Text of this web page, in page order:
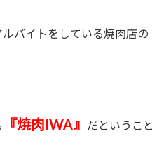
バイトをしている焼肉店の
『焼肉IWA』
だということ